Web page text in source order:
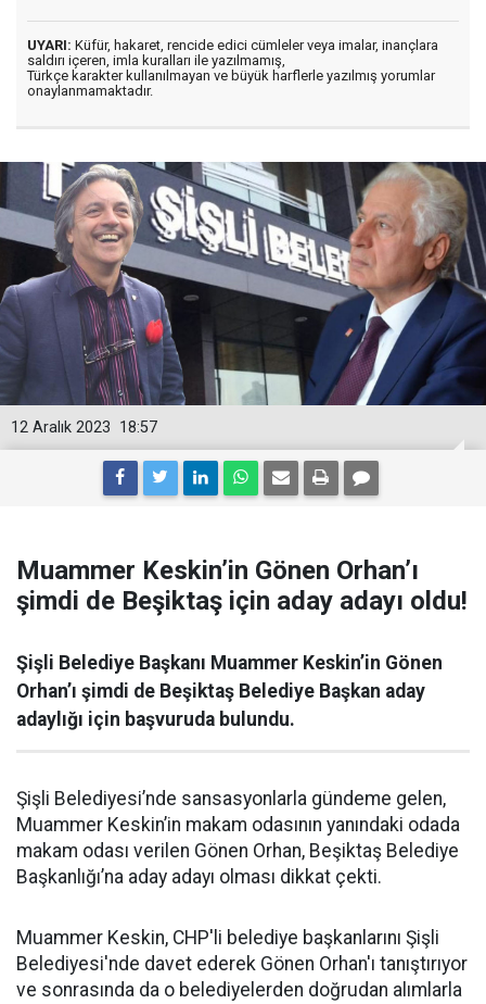
UYARI: Küfür, hakaret, rencide edici cümleler veya imalar, inançlara
saldırı içeren, imla kuralları ile yazılmamış,
Türkçe karakter kullanılmayan ve büyük harflerle yazılmış yorumlar
onaylanmamaktadır.
18:57
12 Aralık 2023
Muammer Keskin’in Gönen Orhan’ı
şimdi de Beşiktaş için aday adayı oldu!
Şişli Belediye Başkanı Muammer Keskin’in Gönen
Orhan’ı şimdi de Beşiktaş Belediye Başkan aday
adaylığı için başvuruda bulundu.
Şişli Belediyesi’nde sansasyonlarla gündeme gelen,
Muammer Keskin’in makam odasının yanındaki odada
makam odası verilen Gönen Orhan, Beşiktaş Belediye
Başkanlığı’na aday adayı olması dikkat çekti.
Muammer Keskin, CHP'li belediye başkanlarını Şişli
Belediyesi'nde davet ederek Gönen Orhan'ı tanıştırıyor
ve sonrasında da o belediyelerden doğrudan alımlarla